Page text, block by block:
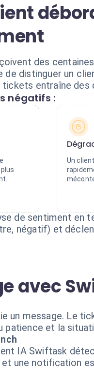
des
de distinguer un
entraîne des
négatifs :
Un
de sentiment en
négatif) et
avec
un message. Le
patience et la
IA Swiftask
une notification